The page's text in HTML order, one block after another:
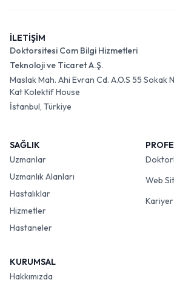
İLETİŞİM
Doktorsitesi Com Bilgi Hizmetleri
Teknoloji ve Ticaret A.Ş.
Maslak Mah. Ahi Evran Cd. A.O.S 55 Sokak
Kat Kolektif House
İstanbul, Türkiye
SAĞLIK
Uzmanlar
Uzmanlık Alanları
Hastalıklar
Hizmetler
Hastaneler
Web
Kariyer
KURUMSAL
Hakkımızda